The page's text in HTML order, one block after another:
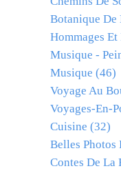
Botanique
Hommages Et
Musique -
Musique (46)
Voyage Au
Voyages-En-
Cuisine (32)
Belles Photos
Contes De